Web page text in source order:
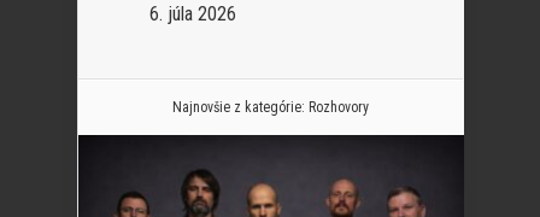
6. júla 2026
Najnovšie z kategórie: Rozhovory